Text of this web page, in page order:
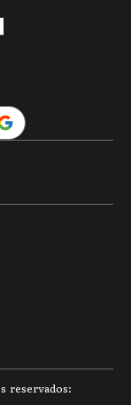
reservados: